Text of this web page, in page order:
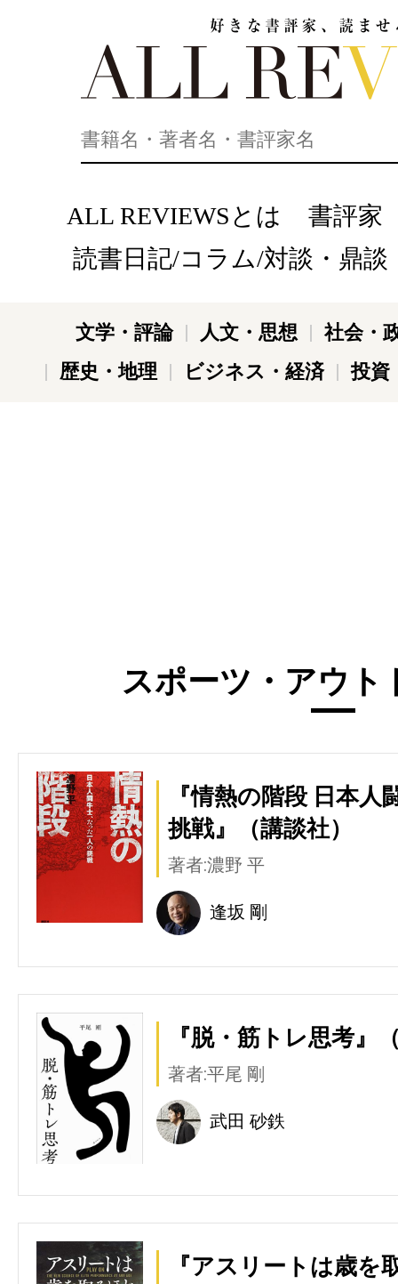
ALL REVIEWSとは
書評家
読書日記/コラム/対談・鼎談
文学・評論 人文・思想
社会・
歴史・地理
ビジネス・経済 投資
スポーツ・アウト
『情熱の階段 日本
挑戦』（講談社）
著者:濃野 平
逢坂 剛
『脱・筋トレ思考』
著者:平尾 剛
武田 砂鉄
『アスリートは歳を